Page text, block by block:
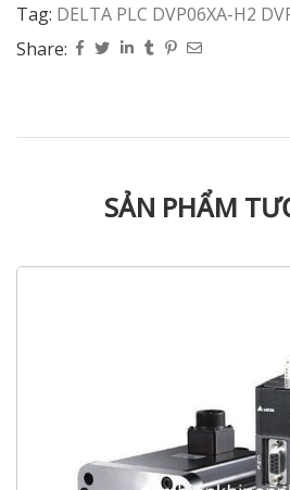
Tag: DELTA PLC DVP06XA-H2
Share:
SẢN PHẨM